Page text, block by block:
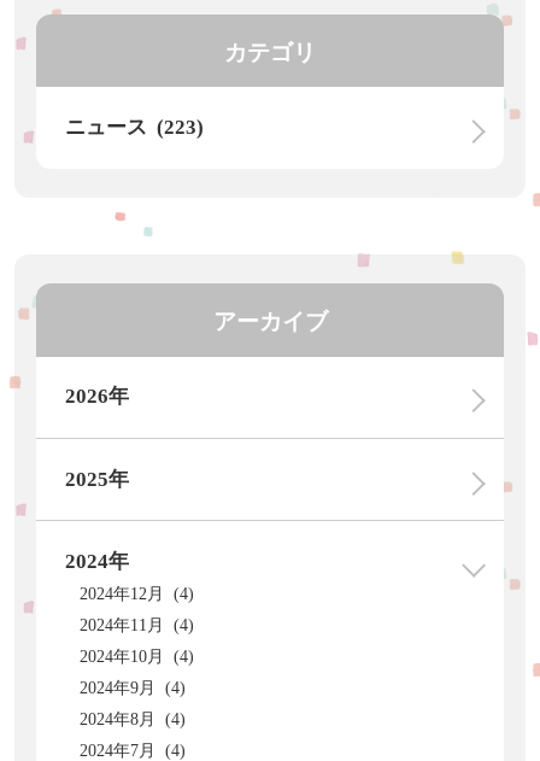
カテゴリ
ニュース (223)
アーカイブ
2026年
2025年
2024年
2024年12月 (4)
2024年11月 (4)
2024年10月 (4)
2024年9月 (4)
2024年8月 (4)
2024年7月 (4)